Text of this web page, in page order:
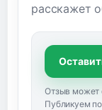
расскажет
Отзыв может
Публикуем